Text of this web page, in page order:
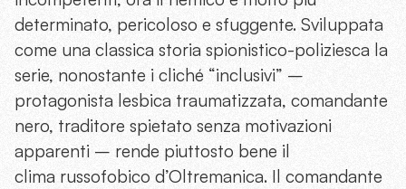
determinato, pericoloso e sfuggente. Sviluppata
come una classica storia spionistico-poliziesca la
serie, nonostante i cliché “inclusivi” –
protagonista lesbica traumatizzata, comandante
nero, traditore spietato senza motivazioni
apparenti – rende piuttosto bene il
clima russofobico d’Oltremanica. Il comandante